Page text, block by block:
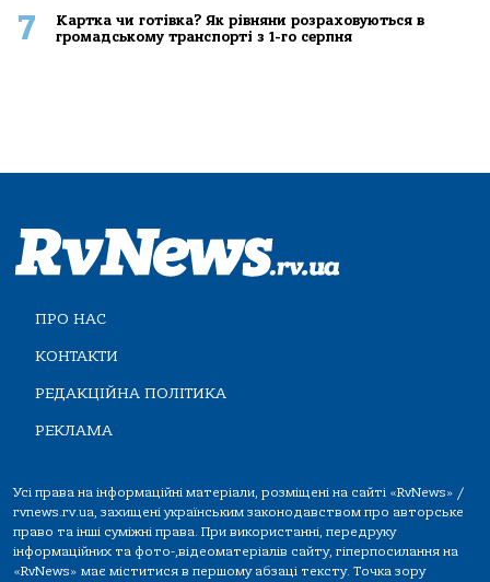
7
Картка чи готівка? Як рівняни розраховуються в
громадському транспорті з 1-го серпня
ПРО НАС
КОНТАКТИ
РЕДАКЦІЙНА ПОЛІТИКА
РЕКЛАМА
Усі права на інформаційні матеріали, розміщені на сайті «RvNews» /
rvnews.rv.ua, захищені українським законодавством про авторське
право та інші суміжні права. При використанні, передруку
інформаційних та фото-,відеоматеріалів сайту, гіперпосилання на
«RvNews» має міститися в першому абзаці тексту. Точка зору